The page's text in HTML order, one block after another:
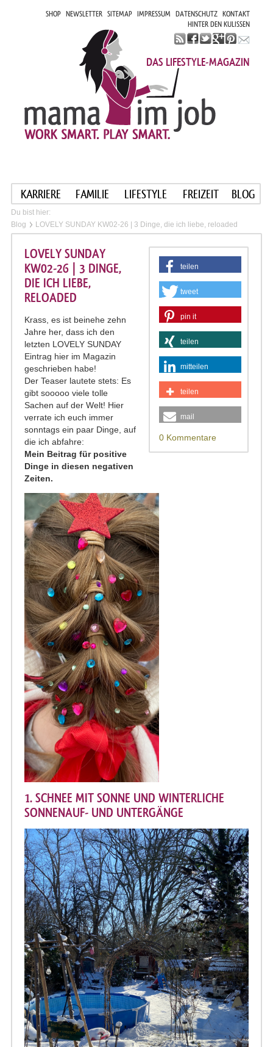
SHOP NEWSLETTER SITEMAP IMPRESSUM DATENSCHUTZ KONTAKT
HINTER DEN KULISSEN
DAS LIFESTYLE-MAGAZIN
KARRIERE FAMILIE LIFESTYLE FREIZEIT BLOG
Du bist hier:
Blog
LOVELY SUNDAY KW02-26 | 3 Dinge, die ich liebe, reloaded
teilen
tweet
pin it
teilen
mitteilen
teilen
mail
0 Kommentare
LOVELY SUNDAY
KW02-26 | 3 DINGE,
DIE ICH LIEBE,
RELOADED
Krass, es ist beinehe zehn
Jahre her, dass ich den
letzten LOVELY SUNDAY
Eintrag hier im Magazin
geschrieben habe!
Der Teaser lautete stets: Es
gibt sooooo viele tolle
Sachen auf der Welt! Hier
verrate ich euch immer
sonntags ein paar Dinge, auf
die ich abfahre:
Mein Beitrag für positive
Dinge in diesen negativen
Zeiten.
1. SCHNEE MIT SONNE UND WINTERLICHE
SONNENAUF- UND UNTERGÄNGE